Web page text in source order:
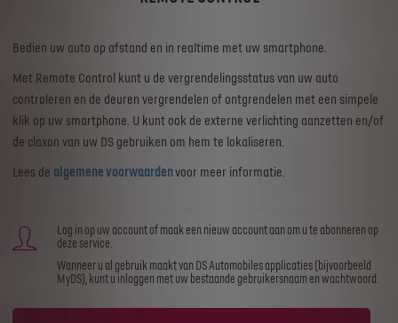
Bedien uw auto op afstand en in realtime met uw smartphone.
​Met Remote Control kunt u de vergrendelingsstatus van uw auto
controleren en de deuren vergrendelen of ontgrendelen met een simpele
klik op uw smartphone. U kunt ook de externe verlichting aanzetten en/of
de claxon van uw DS gebruiken om hem te lokaliseren.​
Lees de algemene voorwaardenvoor meer informatie.
Log in op uw account of maak een nieuw account aan om u te abonneren op
deze service.
Wanneer u al gebruik maakt van DS Automobiles applicaties (bijvoorbeeld
MyDS), kunt u inloggen met uw bestaande gebruikersnaam en wachtwoord.